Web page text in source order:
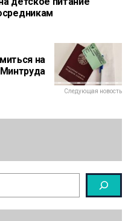
на
Следующая новость